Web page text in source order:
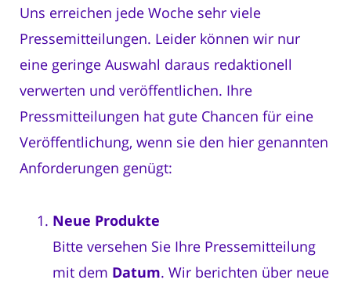
Uns erreichen jede Woche sehr viele
Pressemitteilungen. Leider können wir nur
eine geringe Auswahl daraus redaktionell
verwerten und veröffentlichen. Ihre
Pressmitteilungen hat gute Chancen für eine
Veröffentlichung, wenn sie den hier genannten
Anforderungen genügt:
Neue Produkte
Bitte versehen Sie Ihre Pressemitteilung
mit dem Datum. Wir berichten über neue